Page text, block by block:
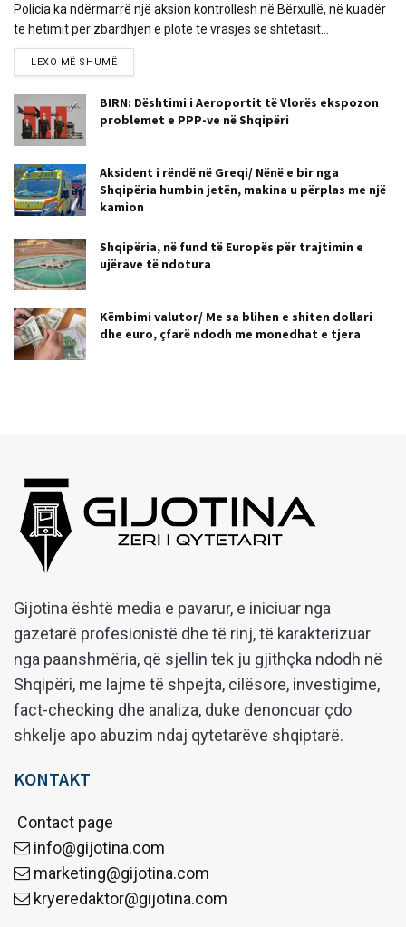
Policia ka ndërmarrë një aksion kontrollesh në Bërxullë, në kuadër
të hetimit për zbardhjen e plotë të vrasjes së shtetasit...
LEXO MË SHUMË
BIRN: Dështimi i Aeroportit të Vlorës ekspozon
problemet e PPP-ve në Shqipëri
Aksident i rëndë në Greqi/ Nënë e bir nga
Shqipëria humbin jetën, makina u përplas me një
kamion
Shqipëria, në fund të Europës për trajtimin e
ujërave të ndotura
Këmbimi valutor/ Me sa blihen e shiten dollari
dhe euro, çfarë ndodh me monedhat e tjera
Gijotina është media e pavarur, e iniciuar nga
gazetarë profesionistë dhe të rinj, të karakterizuar
nga paanshmëria, që sjellin tek ju gjithçka ndodh në
Shqipëri, me lajme të shpejta, cilësore, investigime,
fact-checking dhe analiza, duke denoncuar çdo
shkelje apo abuzim ndaj qytetarëve shqiptarë.
KONTAKT
Contact page
info@gijotina.com
marketing@gijotina.com
kryeredaktor@gijotina.com